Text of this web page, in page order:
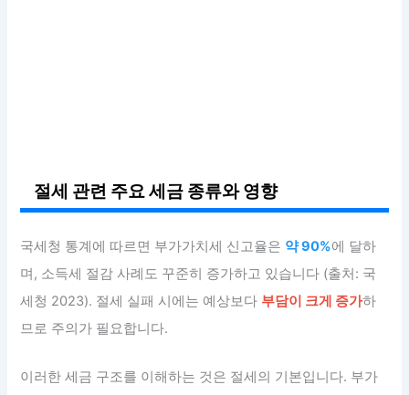
절세 관련 주요 세금 종류와 영향
국세청 통계에 따르면 부가가치세 신고율은 약 90%에 달하
며, 소득세 절감 사례도 꾸준히 증가하고 있습니다 (출처: 국
세청 2023). 절세 실패 시에는 예상보다 부담이 크게 증가하
므로 주의가 필요합니다.
이러한 세금 구조를 이해하는 것은 절세의 기본입니다. 부가